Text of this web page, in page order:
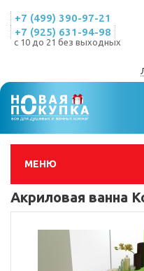
+7 (499) 390-97-21
+7 (925) 631-94-98
с 10 до 21 без выходных
МЕНЮ
Акриловая ванна